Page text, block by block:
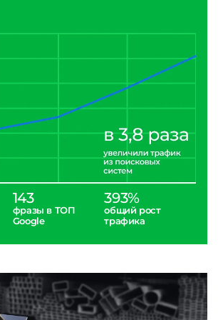
143
фразы в ТОП
Google
393%
общий рост
трафика